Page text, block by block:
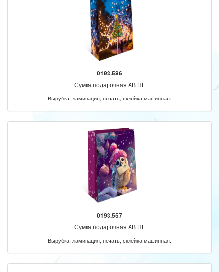
0193.586
Сумка подарочная AB НГ
Вырубка, ламинация, печать, склейка машинная.
0193.557
Сумка подарочная AB НГ
Вырубка, ламинация, печать, склейка машинная.